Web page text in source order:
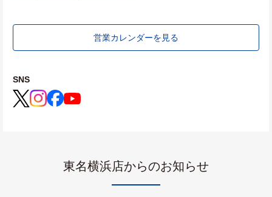
営業カレンダーを見る
SNS
東名横浜店からのお知らせ